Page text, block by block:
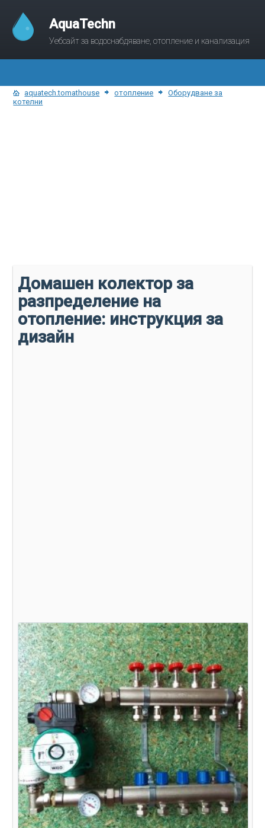
AquaTechn
Уебсайт за водоснабдяване, отопление и канализация
aquatech.tomathouse отопление
Оборудване за
котелни
Домашен колектор за
разпределение на
отопление: инструкция за
дизайн